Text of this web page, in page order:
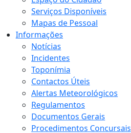
Serviços Disponíveis
Mapas de Pessoal
Informações
Notícias
Incidentes
Toponímia
Contactos Úteis
Alertas Meteorológicos
Regulamentos
Documentos Gerais
Procedimentos Concursais